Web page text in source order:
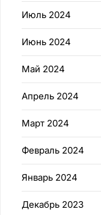
Июль 2024
Июнь 2024
Май 2024
Апрель 2024
Март 2024
Февраль 2024
Январь 2024
Декабрь 2023